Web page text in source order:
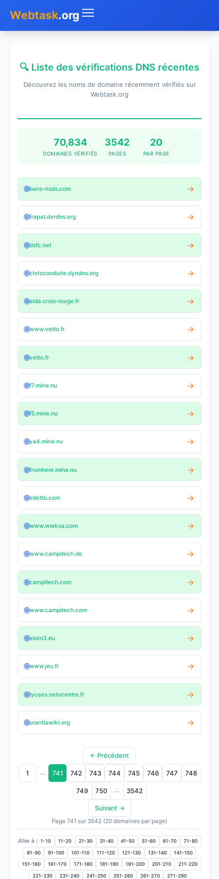
Webtask.org
Whois
SMS Gratuit
🔍 Liste des vérifications DNS récentes
Découvrez les noms de domaine récemment vérifiés sur
Webtask.org
70,834
DOMAINES VÉRIFIÉS
3542
PAGES
20
PAR PAGE
🌐bans-nsds.com →
🌐frapat.dvrdns.org →
🌐dsfc.net →
🌐chrisconduite.dyndns.org →
🌐aida.croix-rouge.fr →
🌐www.vetto.fr →
🌐vetto.fr →
🌐f7.mine.nu →
🌐f5.mine.nu →
🌐ya4.mine.nu →
🌐fromhere.mine.nu →
🌐irdetto.com →
🌐www.wwksa.com →
🌐www.campitech.de →
🌐campitech.com →
🌐www.campitech.com →
🌐atom3.eu →
🌐www.jeu.fr →
🌐lycees.netocentre.fr →
🌐urantiawiki.org →
← Précédent
1 ... 741 742 743 744 745 746 747 748
749 750 ... 3542
Suivant →
Page 741 sur 3542 (20 domaines par page)
Aller à : 1-10 11-20 21-30 31-40 41-50 51-60 61-70 71-80
81-90 91-100 101-110 111-120 121-130 131-140 141-150
151-160 161-170 171-180 181-190 191-200 201-210 211-220
221-230 231-240 241-250 251-260 261-270 271-280